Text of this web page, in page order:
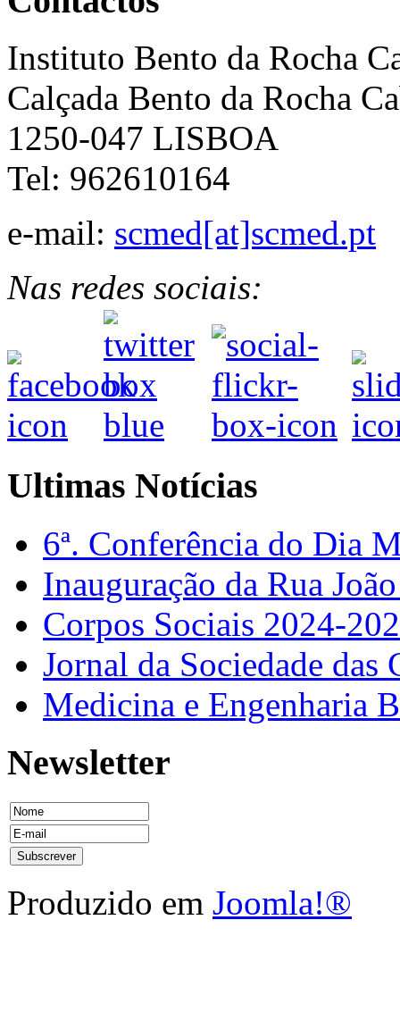
Instituto Bento da Rocha
Calçada Bento da Rocha
1250-047 LISBOA
Tel: 962610164
e-mail: scmed[at]scmed.pt
Nas redes sociais:
Ultimas Notícias
6ª. Conferência do Dia
Inauguração da Rua
Corpos Sociais 2024-
Jornal da Sociedade
Medicina e Engenharia
Newsletter
Produzido em Joomla!®